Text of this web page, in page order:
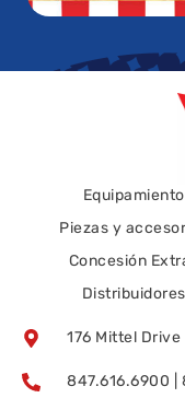
Equipamiento
Piezas y
Concesión
Distribuidores
176 Mittel Drive
847.616.6900 |